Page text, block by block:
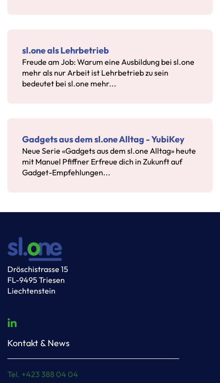
sl.one als Lehrbetrieb
Freude am Job: Warum eine Ausbildung bei sl.one
mehr als nur Arbeit ist Lehrbetrieb zu sein
bedeutet bei sl.one mehr...
Gadgets aus dem sl.one Alltag - YubiKey
Neue Serie «Gadgets aus dem sl.one Alltag» heute
mit Manuel Pfiffner Erfreue dich in Zukunft auf
Gadget-Empfehlungen...
Dröschistrasse 15
FL-9495 Triesen
Liechtenstein
Kontakt & News
Tel. +423 388 04 04